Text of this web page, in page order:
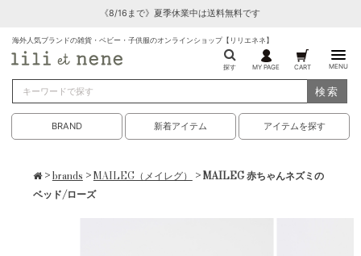
《8/16まで》夏季休業中は送料無料です
海外人気ブランドの雑貨・ベビー・子供服のオンラインショップ【リリエネネ】
探す MY PAGE CART MENU
検索
BRAND 新着アイテム アイテムを探す
>brands >MAILEG（メイレグ） > MAILEG 赤ちゃんネズミの
ベッド/ローズ